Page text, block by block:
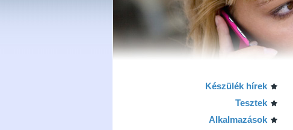
Készülék hírek
Tesztek
Alkalmazások